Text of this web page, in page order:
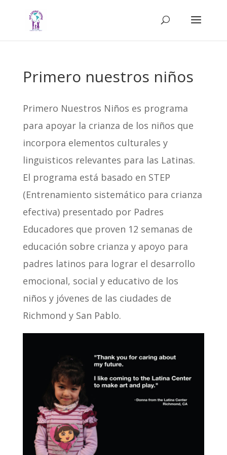
Primero nuestros niños
Primero Nuestros Niños es programa
para apoyar la crianza de los niños que
incorpora elementos culturales y
linguisticos relevantes para las Latinas.
El programa está basado en STEP
(Entrenamiento sistemático para crianza
efectiva) presentado por Padres
Educadores que proven 12 semanas de
educación sobre crianza y apoyo para
padres latinos para lograr el desarrollo
emocional, social y educativo de los
niños y jóvenes de las ciudades de
Richmond y San Pablo.